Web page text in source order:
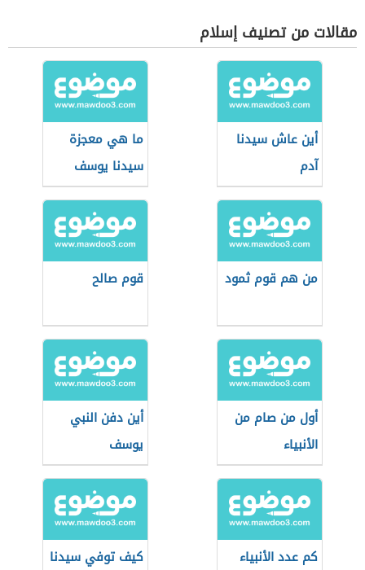
مقالات من تصنيف إسلام
أين عاش سيدنا
آدم
ما هي معجزة
سيدنا يوسف
من هم قوم ثمود قوم صالح
أول من صام من
الأنبياء
أين دفن النبي
يوسف
كم عدد الأنبياء
كيف توفي سيدنا